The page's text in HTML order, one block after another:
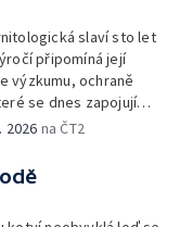
slaví sto let
připomíná její
výzkumu, ochraně
se dnes zapojují
po celé
2026 na ČT2